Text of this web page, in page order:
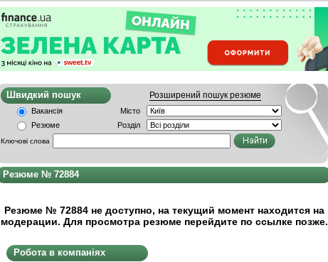
Швидкий пошук Розширений пошук резюме
Вакансія
Місто
Резюме
Розділ
Ключові слова
Резюме № 72884
Резюме № 72884 не доступно, на текущий момент находится на
модерации. Для просмотра резюме перейдите по ссылке позже.
Робота в компаніях